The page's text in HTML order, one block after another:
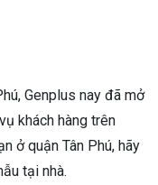
Genplus nay đã mở
khách hàng trên
ở quận Tân Phú, hãy
tại nhà.